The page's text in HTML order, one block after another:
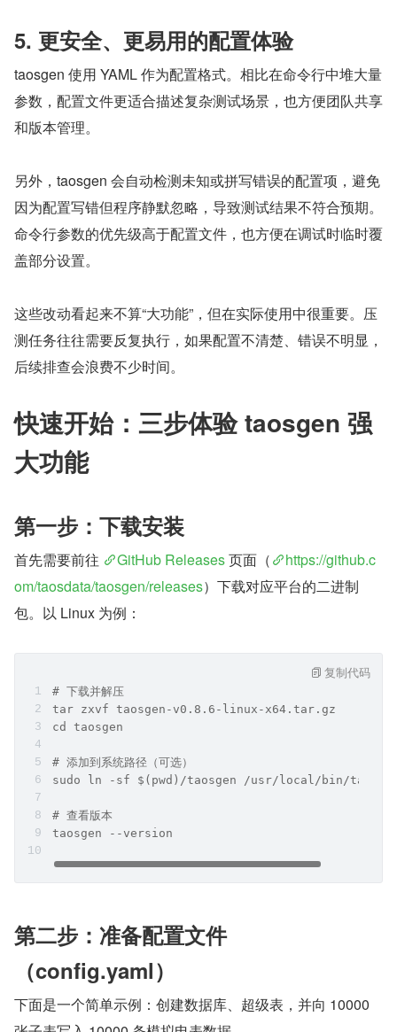
5. 更安全、更易用的配置体验
taosgen 使用 YAML 作为配置格式。相比在命令行中堆大量
参数，配置文件更适合描述复杂测试场景，也方便团队共享
和版本管理。
另外，taosgen 会自动检测未知或拼写错误的配置项，避免
因为配置写错但程序静默忽略，导致测试结果不符合预期。
命令行参数的优先级高于配置文件，也方便在调试时临时覆
盖部分设置。
这些改动看起来不算“大功能”，但在实际使用中很重要。压
测任务往往需要反复执行，如果配置不清楚、错误不明显，
后续排查会浪费不少时间。
快速开始：三步体验 taosgen 强
大功能
第一步：下载安装
首先需要前往 GitHub Releases 页面（
https://github.c
om/taosdata/taosgen/releases）下载对应平台的二进制
包。以 Linux 为例：
# 下载并解压
tar zxvf taosgen-v0.8.6-linux-x64.tar.gz
cd taosgen
# 添加到系统路径（可选）
sudo ln -sf $(pwd)/taosgen /usr/local/bin/
# 查看版本
taosgen --version
复制代码
第二步：准备配置文件
（config.yaml）
下面是一个简单示例：创建数据库、超级表，并向 10000